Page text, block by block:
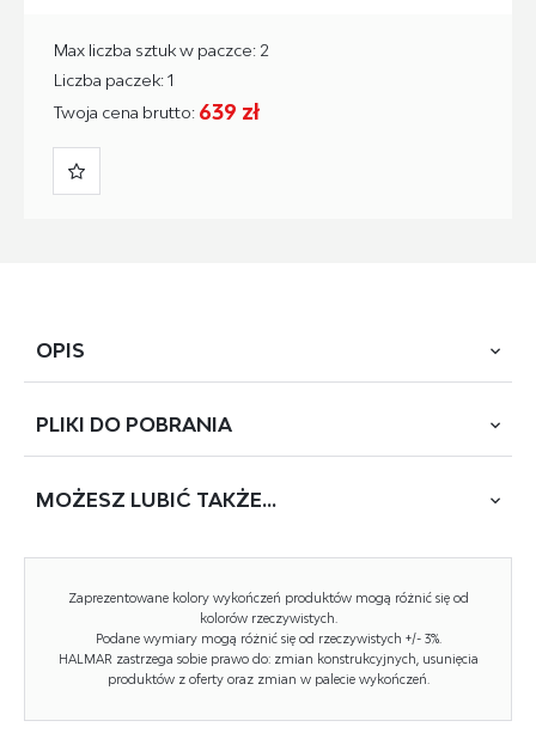
Twoja cena brutto: 639 zł
Max liczba sztuk w paczce: 2
Liczba paczek: 1
OPIS
wymiary: 116/40/82 cm, materiał: płyta meblowa
Styl wykonania: tradycyjny
Materiał: płyta meblowa laminowana
PLIKI DO POBRANIA
LIMA-KM4
Zaprezentowane kolory wykończeń produktów mogą różnić się od
kolorów rzeczywistych.
Podane wymiary mogą różnić się od rzeczywistych +/- 3%.
HALMAR zastrzega sobie prawo do: zmian konstrukcyjnych, usunięcia
produktów z oferty oraz zmian w palecie wykończeń.
MOŻESZ LUBIĆ TAKŻE...